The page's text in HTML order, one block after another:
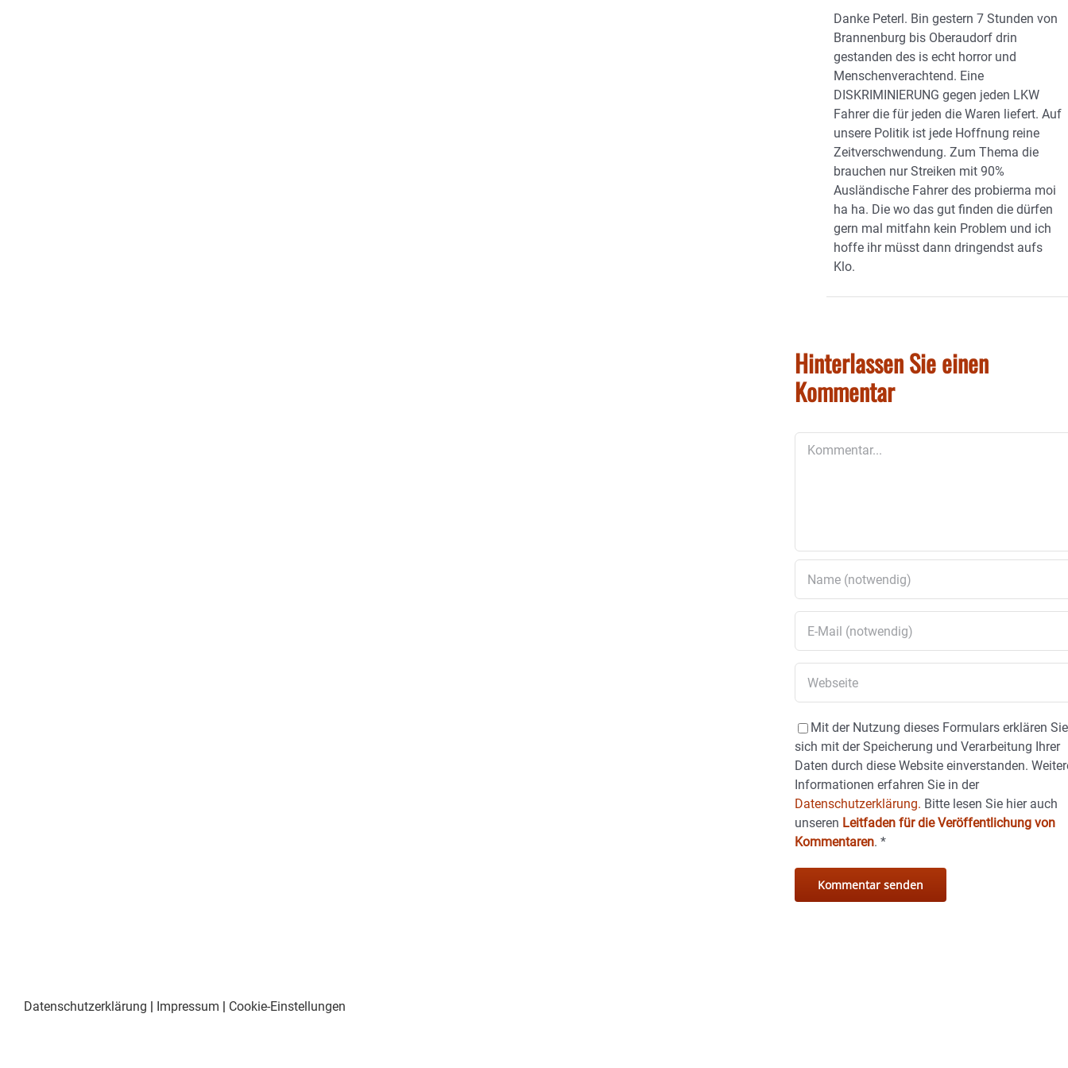
Danke Peterl. Bin gestern 7 Stunden von
Brannenburg bis Oberaudorf drin
gestanden des is echt horror und
Menschenverachtend. Eine
DISKRIMINIERUNG gegen jeden LKW
Fahrer die für jeden die Waren liefert. Auf
unsere Politik ist jede Hoffnung reine
Zeitverschwendung. Zum Thema die
brauchen nur Streiken mit 90%
Ausländische Fahrer des probierma moi
ha ha. Die wo das gut finden die dürfen
gern mal mitfahn kein Problem und ich
hoffe ihr müsst dann dringendst aufs
Klo.
Hinterlassen Sie einen
Kommentar
Mit der Nutzung dieses Formulars erklären Sie
sich mit der Speicherung und Verarbeitung Ihrer
Daten durch diese Website einverstanden.
Informationen erfahren Sie in der
Datenschutzerklärung. Bitte lesen Sie hier auch
unseren Leitfaden für die Veröffentlichung von
Kommentaren.*
Datenschutzerklärung | Impressum | Cookie-Einstellungen